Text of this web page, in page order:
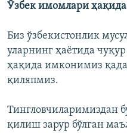
Ўзбек имомлари
Биз ўзбекистонлик
уларнинг ҳаётида
ҳақида имконимиз
қиляпмиз.
Тингловчиларимиздан
қилиш зарур бўлган